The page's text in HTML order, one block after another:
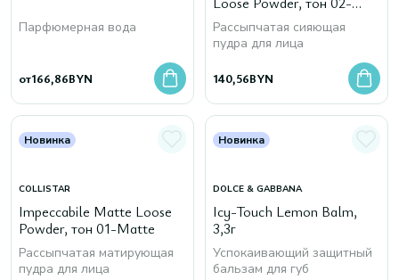
Парфюмерная вода
от166,86BYN
Luminous
Рассыпчатая сияющая
пудра для лица
140,56BYN
Новинка
COLLISTAR
Impeccabile Matte Loose
Powder, тон 01-Matte
Рассыпчатая матирующая
пудра для лица
Новинка
DOLCE & GABBANA
Icy-Touch Lemon Balm,
3,3г
Успокаивающий защитный
бальзам для губ